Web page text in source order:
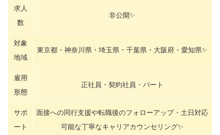
求人
数
非公開✨
対象
地域
東京都・神奈川県・埼玉県・千葉県・大阪府・愛知県✨
雇用
形態
正社員・契約社員・パート
サポ
ート
面接への同行支援や転職後のフォローアップ・土日対応
可能な丁寧なキャリアカウンセリング✨